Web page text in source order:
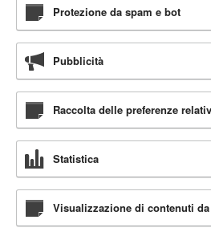
Protezione da spam e bot
Pubblicità
Raccolta delle preferenze
Statistica
Visualizzazione di contenuti